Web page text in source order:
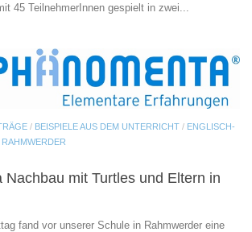
45 TeilnehmerInnen gespielt in zwei...
/ BEISPIELE AUS DEM UNTERRICHT / ENGLISCH-
RAHMWERDER
Nachbau mit Turtles und Eltern in
fand vor unserer Schule in Rahmwerder eine